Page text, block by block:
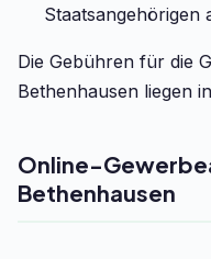
Staatsangehörigen
Die Gebühren für die
Bethenhausen liegen
Online-
Bethenhausen